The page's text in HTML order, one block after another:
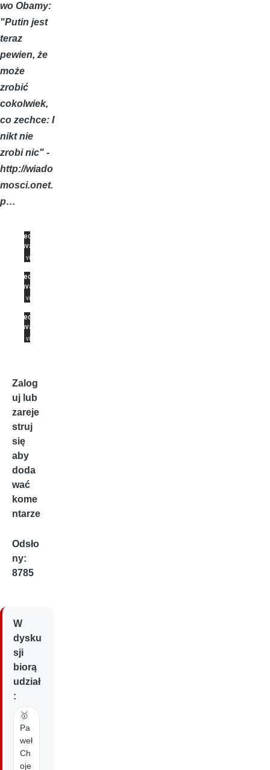
wo Obamy:
"Putin jest
teraz
pewien, że
może
zrobić
cokolwiek,
co zechce: I
nikt nie
zrobi nic" -
http://wiado
mosci.onet.
p…
Zalog
uj lub
zareje
struj
się
aby
doda
wać
kome
ntarze
Odsło
ny:
8785
W
dysku
sji
biorą
udział
:
🥇
Pa
weł
Ch
oje